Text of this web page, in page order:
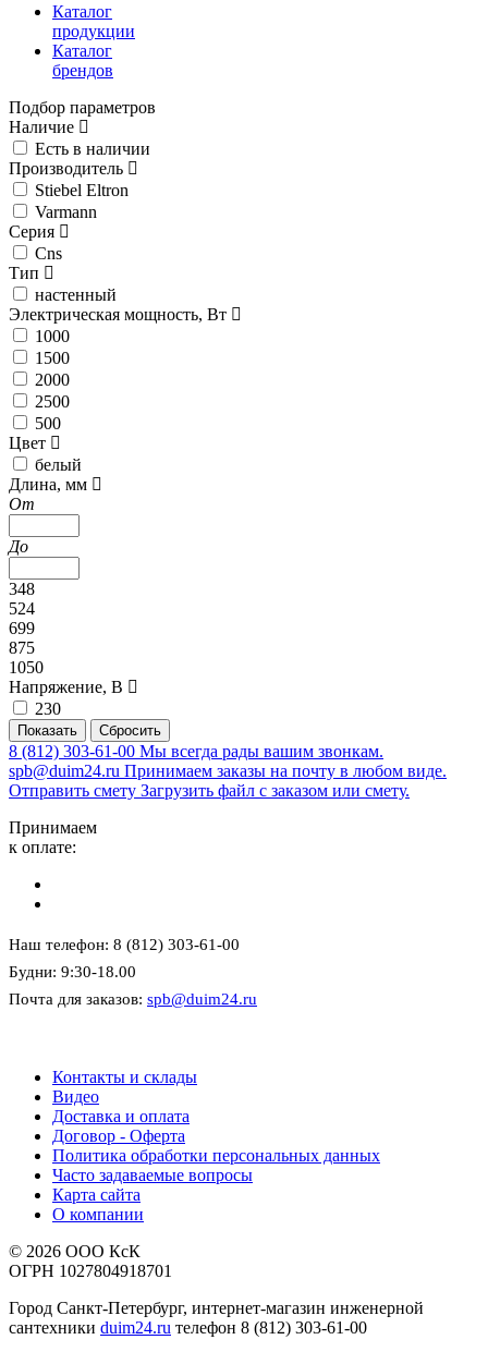
Каталог
продукции
Каталог
брендов
Подбор параметров
Наличие
Есть в наличии
Производитель
Stiebel Eltron
Varmann
Серия
Cns
Тип
настенный
Электрическая мощность, Вт
1000
1500
2000
2500
500
Цвет
белый
Длина, мм
От
До
348
524
699
875
1050
Напряжение, В
230
8 (812) 303-61-00 Мы всегда рады вашим звонкам.
spb@duim24.ru Принимаем заказы на почту в любом виде.
Отправить смету Загрузить файл с заказом или смету.
Принимаем
к оплате:
Наш телефон: 8 (812) 303-61-00
Будни: 9:30-18.00
Почта для заказов: spb@duim24.ru
Контакты и склады
Видео
Доставка и оплата
Договор - Оферта
Политика обработки персональных данных
Часто задаваемые вопросы
Карта сайта
О компании
© 2026 ООО КсК
ОГРН 1027804918701
Город Санкт-Петербург, интернет-магазин инженерной
сантехники duim24.ru телефон 8 (812) 303-61-00